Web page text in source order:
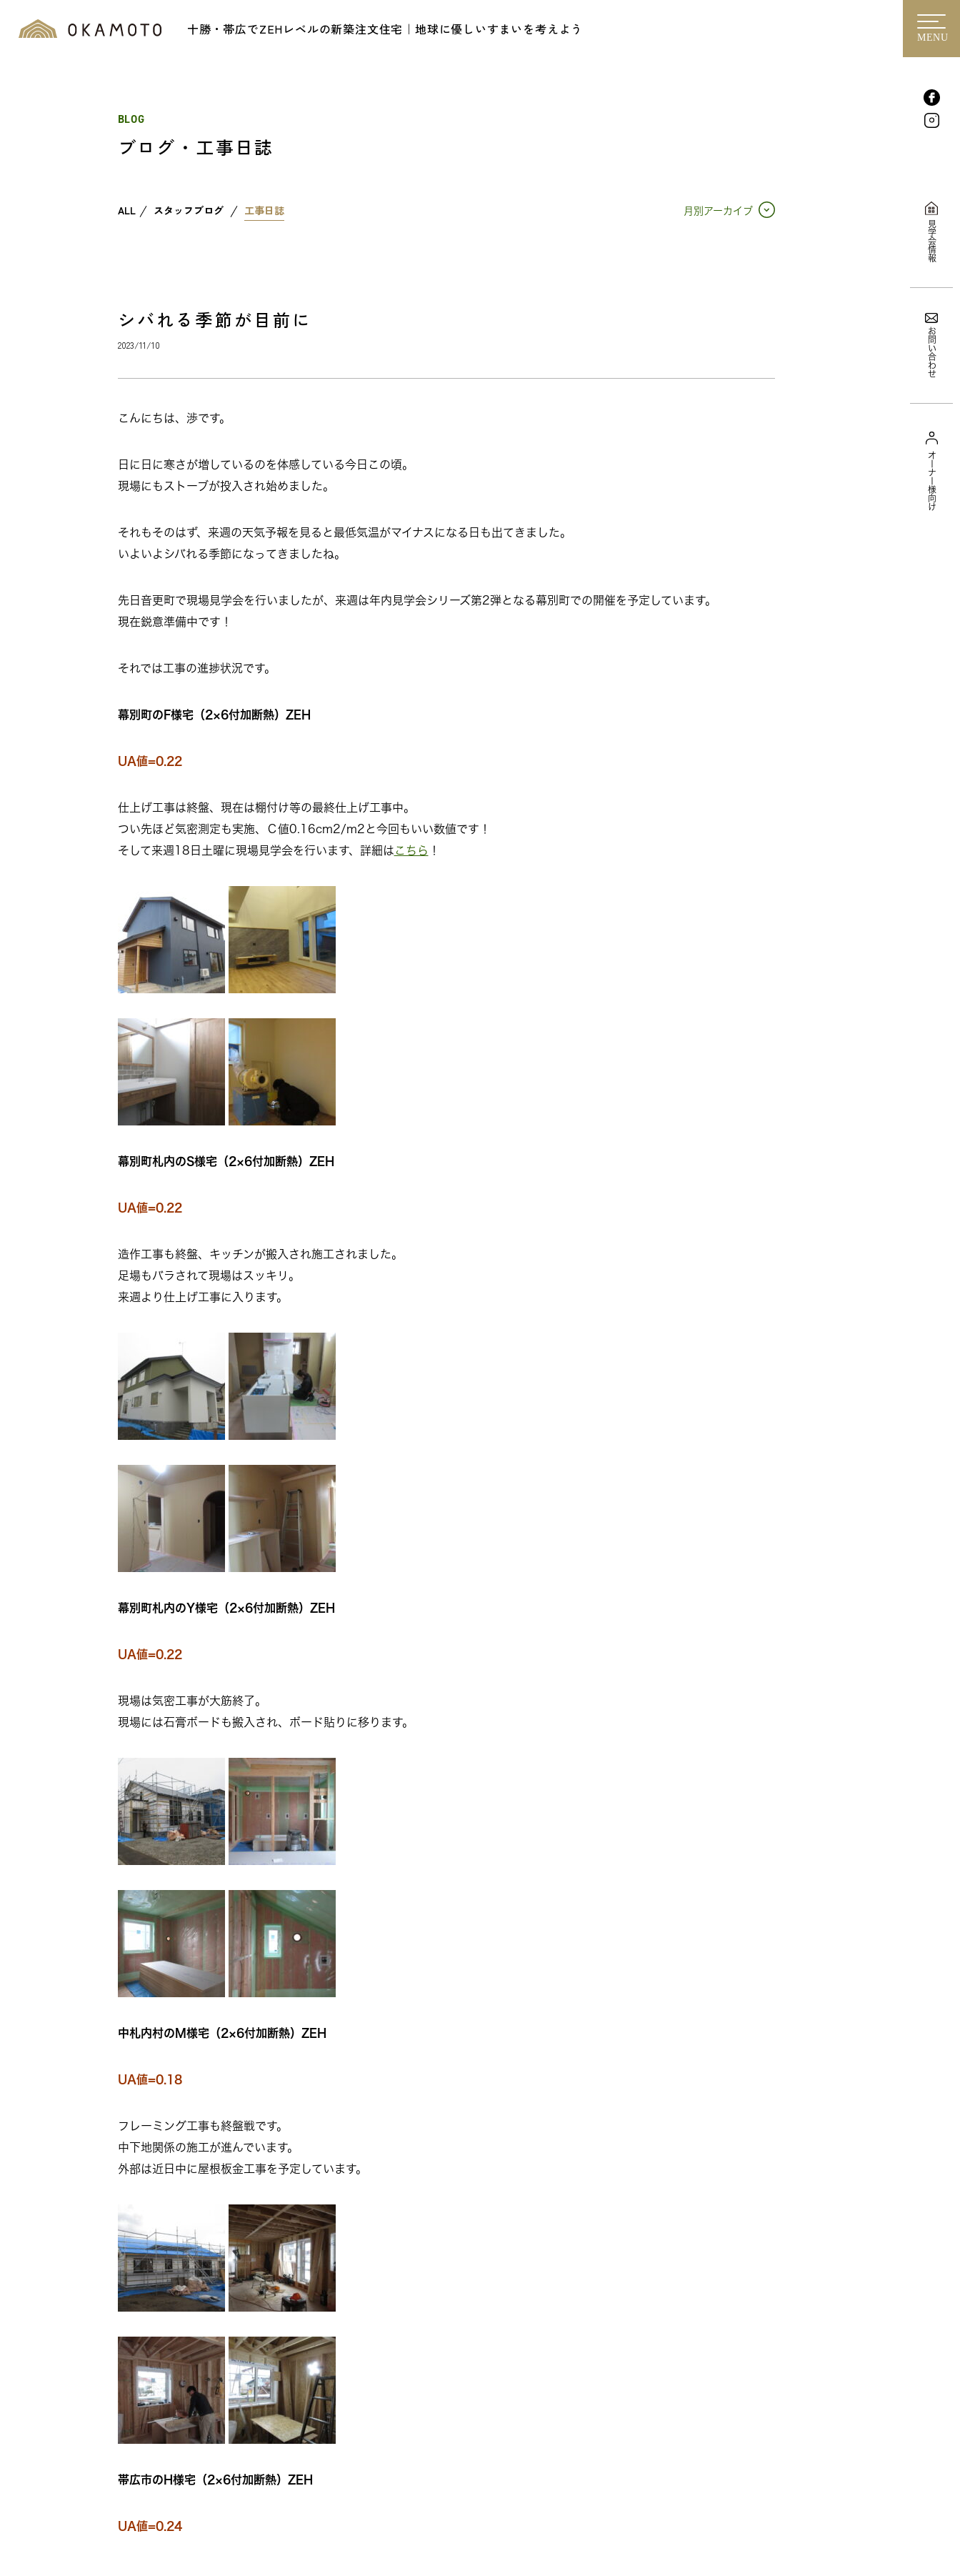
十勝・帯広でZEHレベルの新築注文住宅｜地球に優しいすまいを考えよう
MENU
見学会情報
お問い合わせ
オーナー様向け
BLOG
ブログ・工事日誌
ALL スタッフブログ 工事日誌 月別アーカイブ
シバれる季節が目前に
2023/11/10
こんにちは、渉です。
日に日に寒さが増しているのを体感している今日この頃。
現場にもストーブが投入され始めました。
それもそのはず、来週の天気予報を見ると最低気温がマイナスになる日も出てきました。
いよいよシバれる季節になってきましたね。
先日音更町で現場見学会を行いましたが、来週は年内見学会シリーズ第2弾となる幕別町での開催を予定しています。
現在鋭意準備中です！
それでは工事の進捗状況です。
幕別町のF様宅（2×6付加断熱）ZEH
UA値=0.22
仕上げ工事は終盤、現在は棚付け等の最終仕上げ工事中。
つい先ほど気密測定も実施、Ｃ値0.16cm2/m2と今回もいい数値です！
そして来週18日土曜に現場見学会を行います、詳細は こちら ！
幕別町札内のS様宅（2×6付加断熱）ZEH
UA値=0.22
造作工事も終盤、キッチンが搬入され施工されました。
足場もバラされて現場はスッキリ。
来週より仕上げ工事に入ります。
幕別町札内のY様宅（2×6付加断熱）ZEH
UA値=0.22
現場は気密工事が大筋終了。
現場には石膏ボードも搬入され、ボード貼りに移ります。
中札内村のM様宅（2×6付加断熱）ZEH
UA値=0.18
フレーミング工事も終盤戦です。
中下地関係の施工が進んでいます。
外部は近日中に屋根板金工事を予定しています。
帯広市のH様宅（2×6付加断熱）ZEH
UA値=0.24